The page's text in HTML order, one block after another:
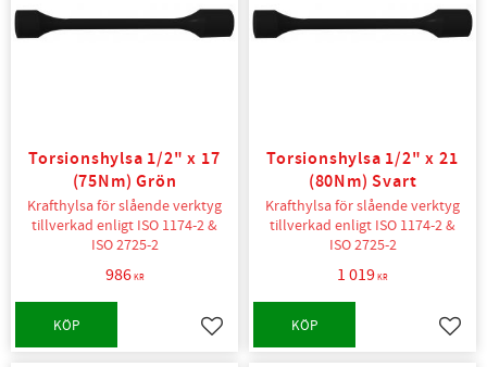
Torsionshylsa 1/2" x 17
(75Nm) Grön
Krafthylsa för slående verktyg
tillverkad enligt ISO 1174-2 &
ISO 2725-2
986KR
Lägg till i favoriter
KÖP
Torsionshylsa 1/2" x 21
(80Nm) Svart
Krafthylsa för slående verktyg
tillverkad enligt ISO 1174-2 &
ISO 2725-2
1 019KR
KÖP